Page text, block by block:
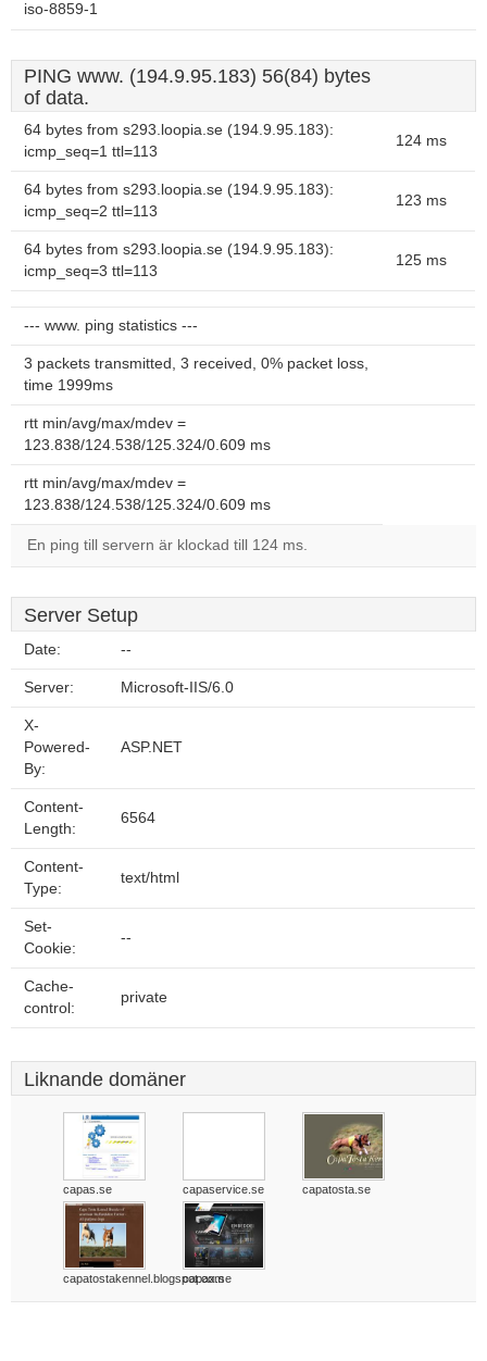
iso-8859-1
PING www. (194.9.95.183) 56(84) bytes
of data.
64 bytes from s293.loopia.se (194.9.95.183):
icmp_seq=1 ttl=113
124 ms
64 bytes from s293.loopia.se (194.9.95.183):
icmp_seq=2 ttl=113
123 ms
64 bytes from s293.loopia.se (194.9.95.183):
icmp_seq=3 ttl=113
125 ms
--- www. ping statistics ---
3 packets transmitted, 3 received, 0% packet loss,
time 1999ms
rtt min/avg/max/mdev =
123.838/124.538/125.324/0.609 ms
rtt min/avg/max/mdev =
123.838/124.538/125.324/0.609 ms
En ping till servern är klockad till 124 ms.
Server Setup
Date: --
Server: Microsoft-IIS/6.0
X-
Powered-
By:
ASP.NET
Content-
Length:
6564
Content-
Type:
text/html
Set-
Cookie:
--
Cache-
control:
private
Liknande domäner
capas.se capaservice.se capatosta.se
capatostakennel.blogspot.com
capax.se